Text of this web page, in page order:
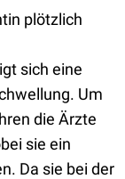
plötzlich
sich eine
Um
die Ärzte
sie ein
Da sie bei der